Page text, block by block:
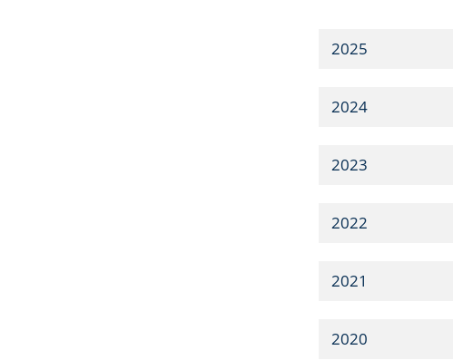
2025
2024
2023
2022
2021
2020